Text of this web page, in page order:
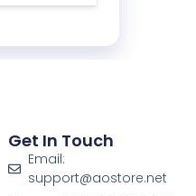
Get In Touch
Email:
support@aostore.net